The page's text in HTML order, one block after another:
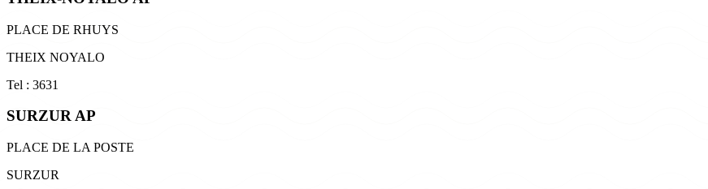
PLACE DE RHUYS
THEIX NOYALO
Tel : 3631
SURZUR AP
PLACE DE LA POSTE
SURZUR